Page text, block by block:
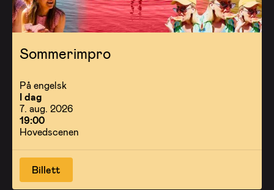
Sommerimpro
På engelsk
I dag
7. aug. 2026
19:00
Hovedscenen
Billett